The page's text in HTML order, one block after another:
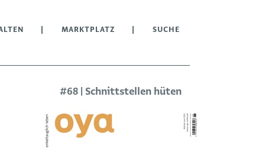
MARKTPLATZ SUCHE
#68 | Schnittstellen hüten